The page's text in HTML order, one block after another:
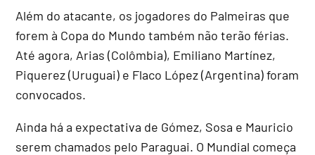
Além do atacante, os jogadores do Palmeiras que
forem à Copa do Mundo também não terão férias.
Até agora, Arias (Colômbia), Emiliano Martínez,
Piquerez (Uruguai) e Flaco López (Argentina) foram
convocados.
Ainda há a expectativa de Gómez, Sosa e Mauricio
serem chamados pelo Paraguai. O Mundial começa